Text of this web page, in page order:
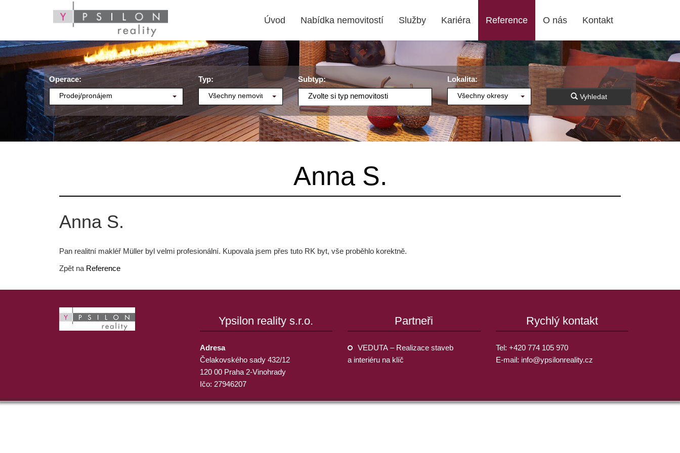
Úvod Nabídka nemovitostí Služby Kariéra Reference O nás Kontakt
Operace:
Prodej/pronájem
Typ:
Všechny nemovitosti
Subtyp:
Zvolte si typ nemovitosti
Lokalita:
Všechny okresy Vyhledat
Anna S.
Anna S.
Pan realitní makléř Müller byl velmi profesionální. Kupovala jsem přes tuto RK byt, vše proběhlo korektně.
Zpět na Reference
Ypsilon reality s.r.o.
Adresa
Čelakovského sady 432/12
120 00 Praha 2-Vinohrady
Ičo: 27946207
Partneři
VEDUTA – Realizace staveb
a interiéru na klíč
Rychlý kontakt
Tel: +420 774 105 970
E-mail: info@ypsilonreality.cz